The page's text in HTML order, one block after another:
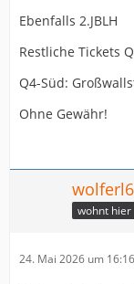
Ebenfalls 2.JBLH
Restliche Tickets
Q4-Süd:
Ohne Gewähr!
wohnt hier
24. Mai 2026 um 16:16